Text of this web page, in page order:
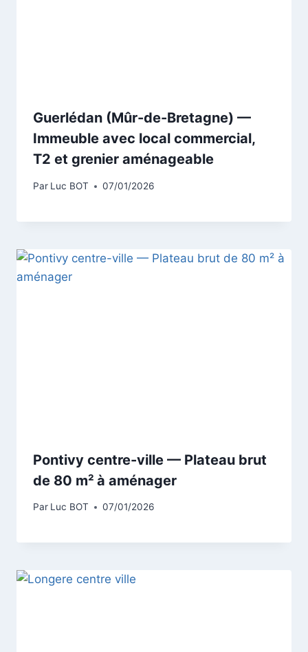
Guerlédan (Mûr-de-Bretagne) —
Immeuble avec local commercial,
T2 et grenier aménageable
Par Luc BOT 07/01/2026
Pontivy centre-ville — Plateau brut
de 80 m² à aménager
Par Luc BOT 07/01/2026